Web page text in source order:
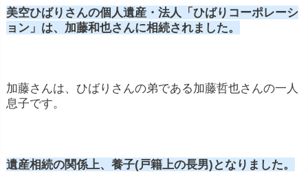
美空ひばりさんの個人遺産・法人「ひばりコーポレーシ
ョン」は、加藤和也さんに相続されました。
加藤さんは、ひばりさんの弟である加藤哲也さんの一人
息子です。
遺産相続の関係上、養子(戸籍上の長男)となりました。